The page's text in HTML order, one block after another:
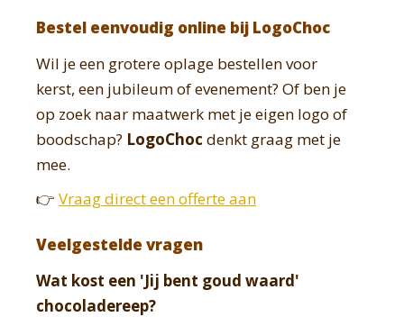
Bestel eenvoudig online bij LogoChoc
Wil je een grotere oplage bestellen voor
kerst, een jubileum of evenement? Of ben je
op zoek naar maatwerk met je eigen logo of
boodschap? LogoChoc denkt graag met je
mee.
👉 Vraag direct een offerte aan
Veelgestelde vragen
Wat kost een 'Jij bent goud waard'
chocoladereep?